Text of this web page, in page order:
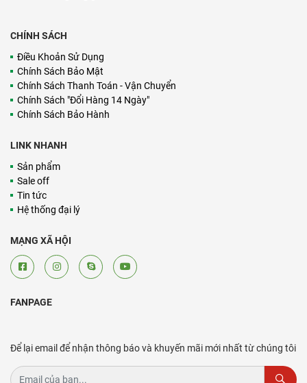
CHÍNH SÁCH
Điều Khoản Sử Dụng
Chính Sách Bảo Mật
Chính Sách Thanh Toán - Vận Chuyển
Chính Sách "Đổi Hàng 14 Ngày"
Chính Sách Bảo Hành
LINK NHANH
Sản phẩm
Sale off
Tin tức
Hệ thống đại lý
MẠNG XÃ HỘI
FANPAGE
Để lại email để nhận thông báo và khuyến mãi mới nhất từ chúng tôi